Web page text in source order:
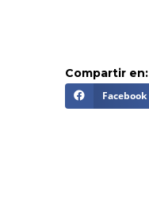
Compartir en:
Facebook